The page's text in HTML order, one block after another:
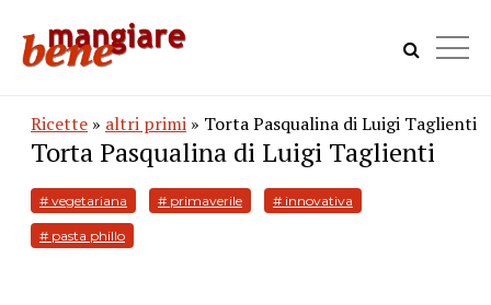
Ricette » altri primi » Torta Pasqualina di Luigi Taglienti
Torta Pasqualina di Luigi Taglienti
# vegetariana # primaverile # innovativa
# pasta phillo